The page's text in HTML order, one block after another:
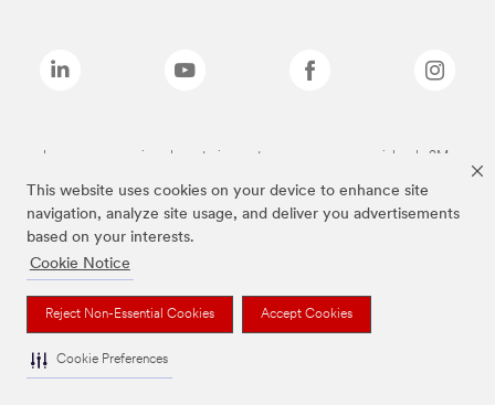
This website uses cookies on your device to enhance site
navigation, analyze site usage, and deliver you advertisements
based on your interests.
Cookie Notice
Reject Non-Essential Cookies Accept Cookies
Cookie Preferences
Las marcas mencionadas anteriormente son marcas comerciales de 3M.